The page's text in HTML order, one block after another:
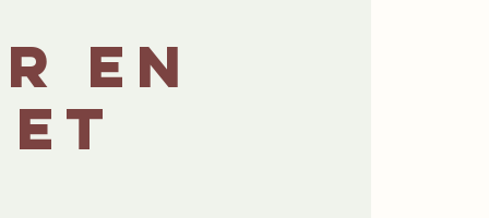
en
et